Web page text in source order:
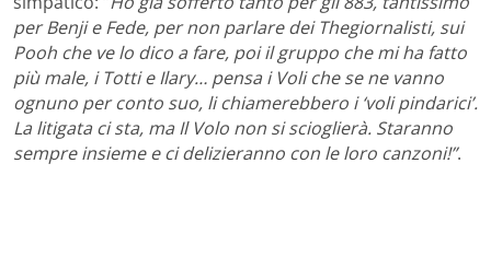
per Benji e Fede, per non parlare dei Thegiornalisti, sui
Pooh che ve lo dico a fare, poi il gruppo che mi ha fatto
più male, i Totti e Ilary… pensa i Voli che se ne vanno
ognuno per conto suo, li chiamerebbero i ‘voli pindarici’.
La litigata ci sta, ma Il Volo non si scioglierà. Staranno
sempre insieme e ci delizieranno con le loro canzoni!”.